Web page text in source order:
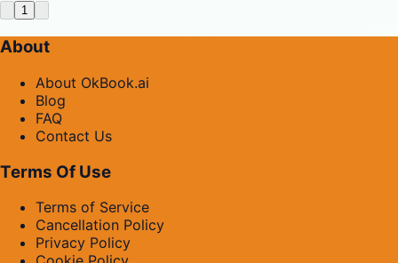
1
About
About OkBook.ai
Blog
FAQ
Contact Us
Terms Of Use
Terms of Service
Cancellation Policy
Privacy Policy